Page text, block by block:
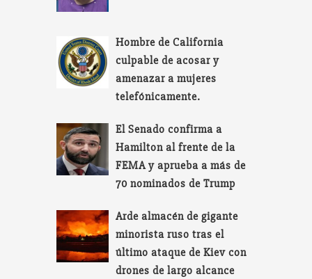
Hombre de California
culpable de acosar y
amenazar a mujeres
telefónicamente.
El Senado confirma a
Hamilton al frente de la
FEMA y aprueba a más de
70 nominados de Trump
Arde almacén de gigante
minorista ruso tras el
último ataque de Kiev con
drones de largo alcance